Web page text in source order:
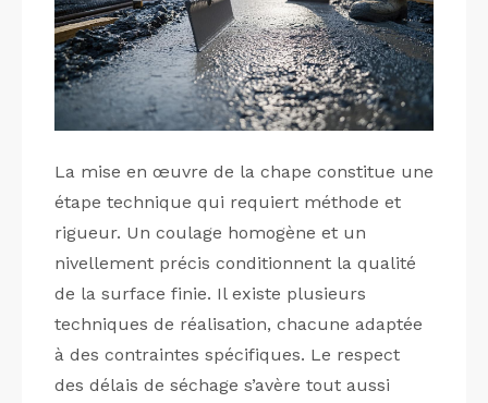
La mise en œuvre de la chape constitue une
étape technique qui requiert méthode et
rigueur. Un coulage homogène et un
nivellement précis conditionnent la qualité
de la surface finie. Il existe plusieurs
techniques de réalisation, chacune adaptée
à des contraintes spécifiques. Le respect
des délais de séchage s’avère tout aussi